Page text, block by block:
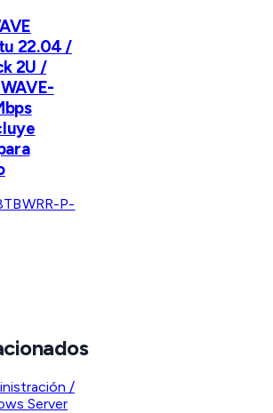
22.04 /
2U /
WRR-P-